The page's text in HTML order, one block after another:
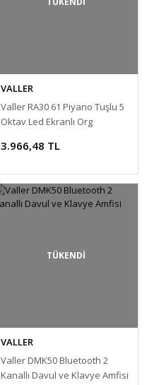
VALLER
Valler RA30 61 Piyano Tuşlu 5
Oktav Led Ekranlı Org
3.966,48 TL
TÜKENDİ
VALLER
Valler DMK50 Bluetooth 2
Kanallı Davul ve Klavye Amfisi